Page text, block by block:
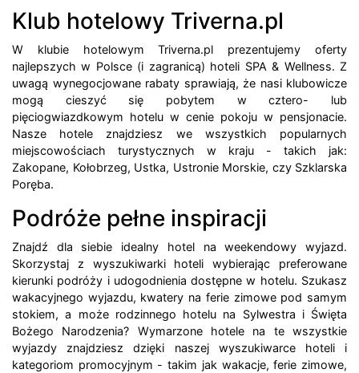
Klub hotelowy Triverna.pl
W klubie hotelowym Triverna.pl prezentujemy oferty
najlepszych w Polsce (i zagranicą) hoteli SPA & Wellness. Z
uwagą wynegocjowane rabaty sprawiają, że nasi klubowicze
mogą cieszyć się pobytem w cztero- lub
pięciogwiazdkowym hotelu w cenie pokoju w pensjonacie.
Nasze hotele znajdziesz we wszystkich popularnych
miejscowościach turystycznych w kraju - takich jak:
Zakopane, Kołobrzeg, Ustka, Ustronie Morskie, czy Szklarska
Poręba.
Podróże pełne inspiracji
Znajdź dla siebie idealny hotel na weekendowy wyjazd.
Skorzystaj z wyszukiwarki hoteli wybierając preferowane
kierunki podróży i udogodnienia dostępne w hotelu. Szukasz
wakacyjnego wyjazdu, kwatery na ferie zimowe pod samym
stokiem, a może rodzinnego hotelu na Sylwestra i Święta
Bożego Narodzenia? Wymarzone hotele na te wszystkie
wyjazdy znajdziesz dzięki naszej wyszukiwarce hoteli i
kategoriom promocyjnym - takim jak wakacje, ferie zimowe,